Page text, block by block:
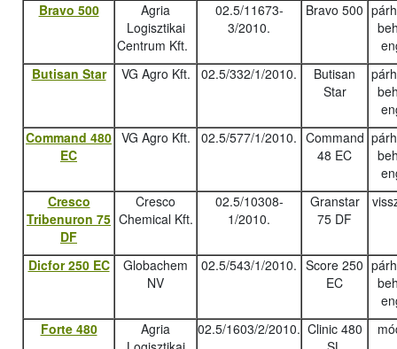
Bravo 500
Agria
Logisztikai
Centrum Kft.
02.5/11673-
3/2010.
Bravo 500
Butisan Star
VG Agro Kft. 02.5/332/1/2010.
Butisan
Star
Command 480
EC
VG Agro Kft. 02.5/577/1/2010. Command
48 EC
Cresco
Tribenuron 75
DF
Cresco
Chemical Kft.
02.5/10308-
1/2010.
Granstar
75 DF
Dicfor 250 EC
Globachem
NV
02.5/543/1/2010. Score 250
EC
Forte 480
Agria
02.5/1603/2/2010. Clinic 480